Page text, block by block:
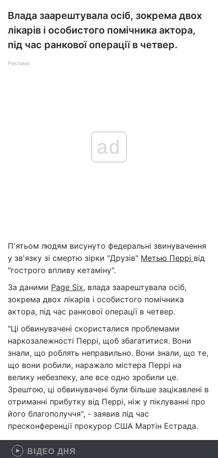
Влада заарештувала осіб, зокрема двох
лікарів і особистого помічника актора,
під час ранкової операції в четвер.
Реклама
ad
П'ятьом людям висунуто федеральні звинувачення
у зв'язку зі смертю зірки "Друзів" Метью Перрі від
"гострого впливу кетаміну".
За даними Page Six, влада заарештувала осіб,
зокрема двох лікарів і особистого помічника
актора, під час ранкової операції в четвер.
"Ці обвинувачені скористалися проблемами
наркозалежності Перрі, щоб збагатитися. Вони
знали, що роблять неправильно. Вони знали, що те,
що вони робили, наражало містера Перрі на
велику небезпеку, але все одно зробили це.
Зрештою, ці обвинувачені були більше зацікавлені в
отриманні прибутку від Перрі, ніж у піклуванні про
його благополуччя", - заявив під час
пресконференції прокурор США Мартін Естрада.
ВІДЕО ДНЯ